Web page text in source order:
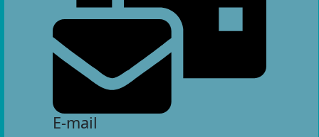
E-mail